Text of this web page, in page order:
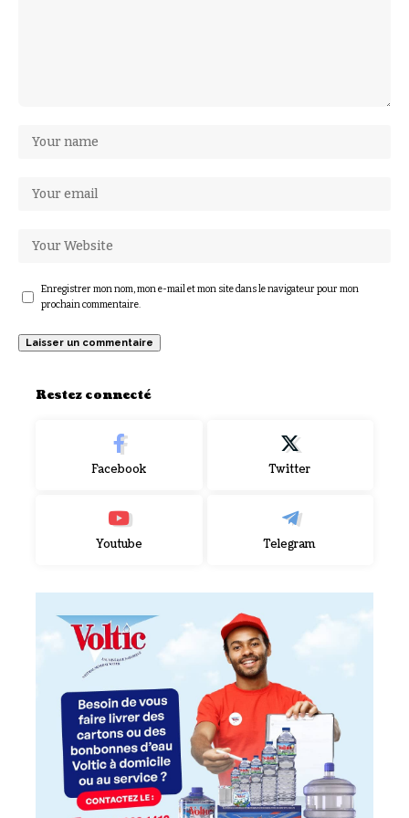
Enregistrer mon nom, mon e-mail et mon site dans le navigateur pour mon
prochain commentaire.
Restez connecté
Facebook Twitter
Youtube Telegram